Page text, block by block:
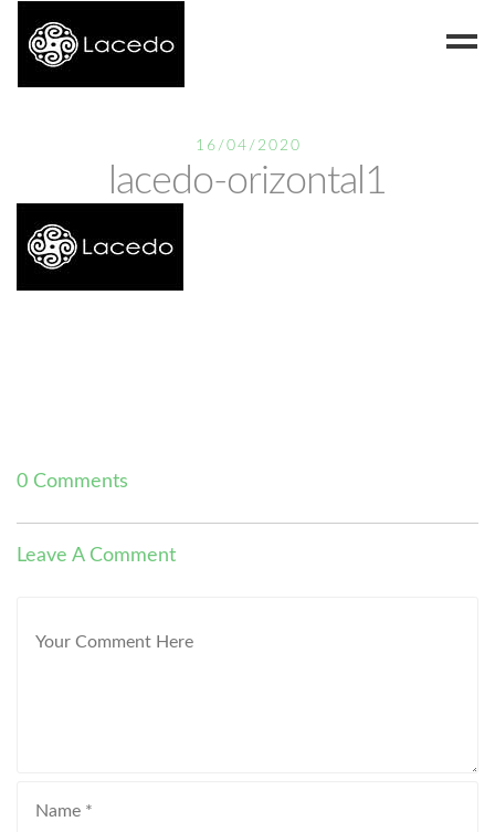
Contact
16/04/2020
lacedo-orizontal1
0 Comments
Leave A Comment